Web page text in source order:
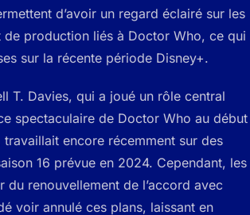
d’avoir un regard éclairé sur les
de production liés à Doctor Who, ce qui
sur la récente période Disney+.
T. Davies, qui a joué un rôle central
spectaculaire de Doctor Who au début
encore récemment sur des
16 prévue en 2024. Cependant, les
du renouvellement de l’accord avec
voir annulé ces plans, laissant en